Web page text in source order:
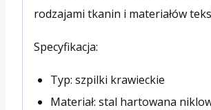
rodzajami tkanin i materiałów
Specyfikacja:
Typ: szpilki krawieckie
Materiał: stal hartowana